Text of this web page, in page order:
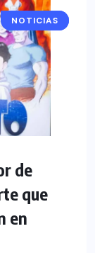
ANIME
NOTICIAS
de
que
en